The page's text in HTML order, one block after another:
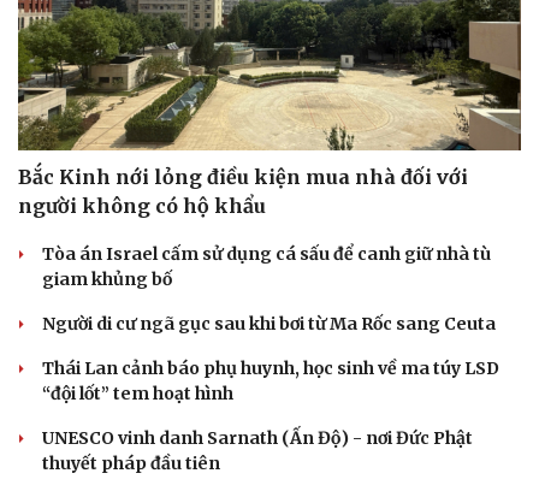
Bắc Kinh nới lỏng điều kiện mua nhà đối với
người không có hộ khẩu
Tòa án Israel cấm sử dụng cá sấu để canh giữ nhà tù
giam khủng bố
Người di cư ngã gục sau khi bơi từ Ma Rốc sang Ceuta
Thái Lan cảnh báo phụ huynh, học sinh về ma túy LSD
“đội lốt” tem hoạt hình
UNESCO vinh danh Sarnath (Ấn Độ) - nơi Đức Phật
thuyết pháp đầu tiên